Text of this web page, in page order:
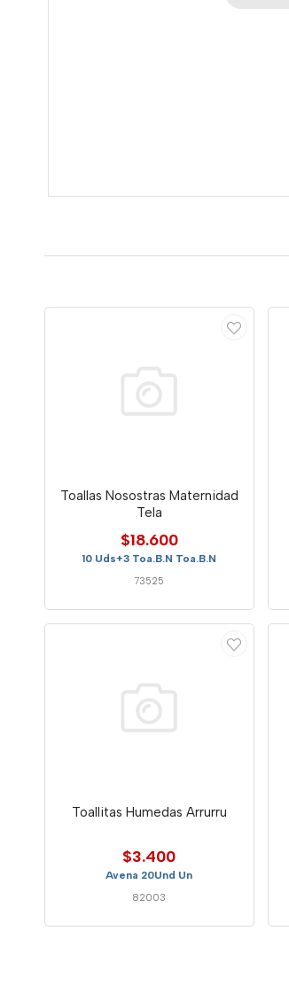
Toallas Nosostras Maternidad
Tela
$18.600
10 Uds+3 Toa.B.N Toa.B.N
73525
Toallitas Humedas Arrurru
$3.400
Avena 20Und Un
82003